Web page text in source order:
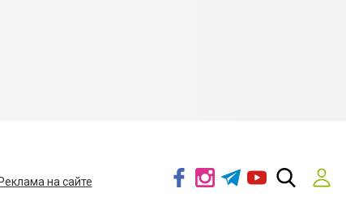
Реклама на сайте